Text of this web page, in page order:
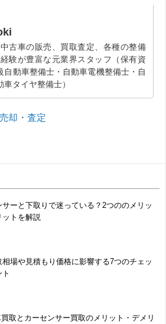
古車の販売、買取査定、各種の整備
験が豊富な元業界スタッフ（保有資
自動車整備士・自動車電機整備士・自
タイヤ整備士）
却・査定
サーと下取りで迷っている？2つののメリッ
ットを解説
相場や見積もり価格に影響する7つのチェッ
取とカーセンサー買取のメリット・デメリ